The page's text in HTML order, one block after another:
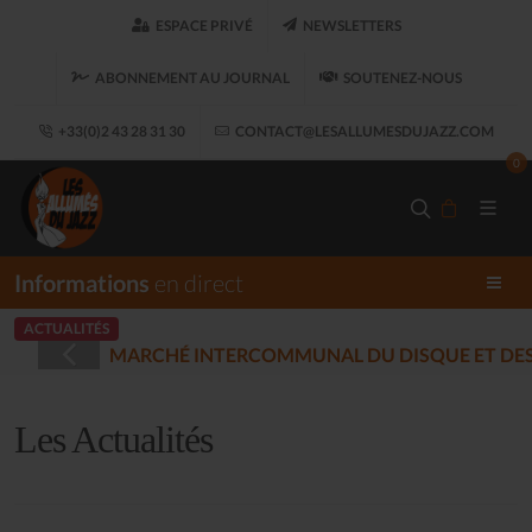
ESPACE PRIVÉ NEWSLETTERS
ABONNEMENT AU JOURNAL SOUTENEZ-NOUS
+33(0)2 43 28 31 30 CONTACT@LESALLUMESDUJAZZ.COM
0
Informations en direct
ACTUALITÉS
- PLOUARET(2025-12-17)
Les Actualités